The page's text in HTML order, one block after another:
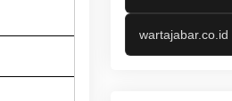
wartajabar.co.id